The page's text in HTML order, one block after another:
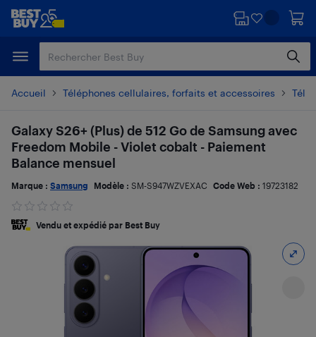
Passer
principal
Passer
Accueil Téléphones cellulaires, forfaits et accessoires
Galaxy S26+ (Plus) de 512 Go de Samsung avec
Freedom Mobile - Violet cobalt - Paiement
Balance mensuel
Marque : Samsung Modèle : SM-S947WZVEXAC Code Web : 19723182
Vendu et expédié par Best Buy